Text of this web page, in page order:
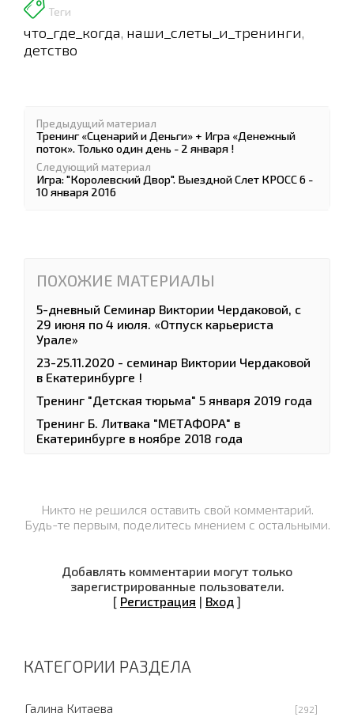
Теги
что_где_когда, наши_слеты_и_тренинги,
детство
Предыдущий материал
Тренинг «Сценарий и Деньги» + Игра «Денежный
поток». Только один день - 2 января !
Следующий материал
Игра: "Королевский Двор". Выездной Слет КРОСС 6 -
10 января 2016
ПОХОЖИЕ МАТЕРИАЛЫ
5-дневный Семинар Виктории Чердаковой, с
29 июня по 4 июля. «Отпуск карьериста
Урале»
23-25.11.2020 - семинар Виктории Чердаковой
в Екатеринбурге !
Тренинг "Детская тюрьма" 5 января 2019 года
Тренинг Б. Литвака "МЕТАФОРА" в
Екатеринбурге в ноябре 2018 года
Никто не решился оставить свой комментарий.
Будь-те первым, поделитесь мнением с остальными.
Добавлять комментарии могут только
зарегистрированные пользователи.
[ Регистрация | Вход ]
КАТЕГОРИИ РАЗДЕЛА
Галина Китаева [292]